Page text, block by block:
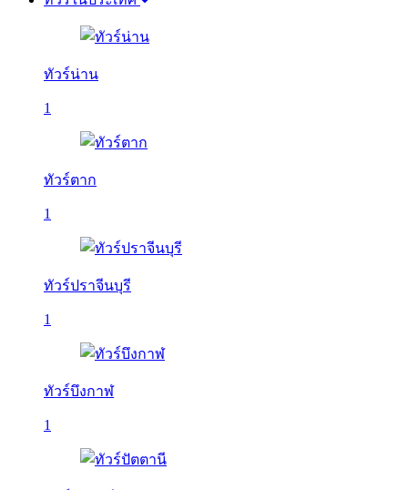
ทัวร์น่าน
1
ทัวร์ตาก
1
ทัวร์ปราจีนบุรี
1
ทัวร์บึงกาฬ
1